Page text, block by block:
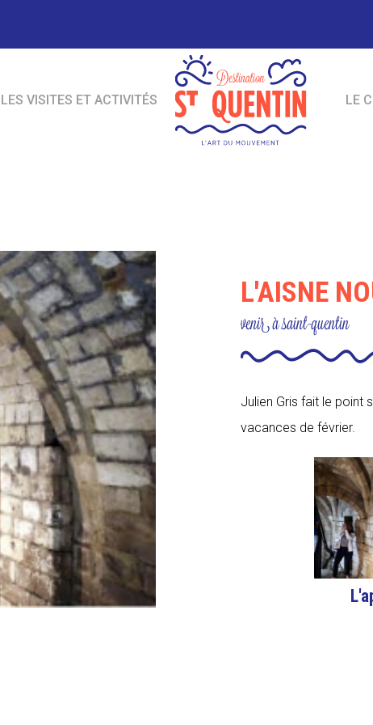
LES VISITES ET ACTIVITÉS LE
L'AISNE
venir à saint-quentin
Julien Gris fait le point
vacances de février.